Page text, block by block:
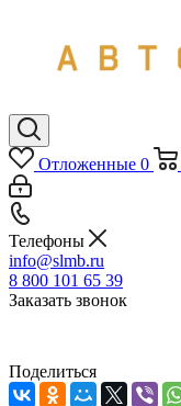
Отложенные 0
Телефоны
info@slmb.ru
8 800 101 65 39
Заказать звонок
Поделиться